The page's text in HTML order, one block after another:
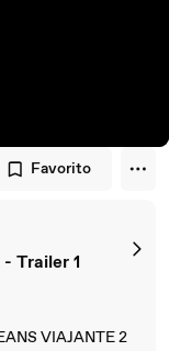
Favorito
Trailer 1
VIAJANTE 2